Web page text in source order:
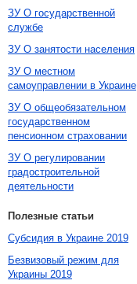
ЗУ О государственной
службе
ЗУ О занятости населения
ЗУ О местном
самоуправлении в Украине
ЗУ О общеобязательном
государственном
пенсионном страховании
ЗУ О регулировании
градостроительной
деятельности
Полезные статьи
Субсидия в Украине 2019
Безвизовый режим для
Украины 2019